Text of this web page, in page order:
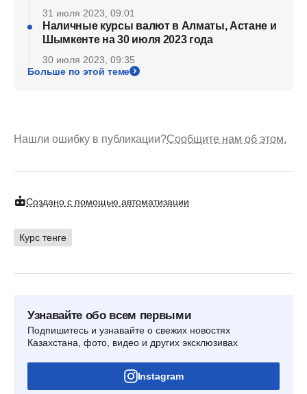
31 июля 2023, 09:01
Наличные курсы валют в Алматы, Астане и
Шымкенте на 30 июля 2023 года
30 июля 2023, 09:35
Больше по этой теме
Нашли ошибку в публикации?Сообщите нам об этом.
Создано с помощью автоматизации
Курс тенге
Узнавайте обо всем первыми
Подпишитесь и узнавайте о свежих новостях
Казахстана, фото, видео и других эксклюзивах
Instagram